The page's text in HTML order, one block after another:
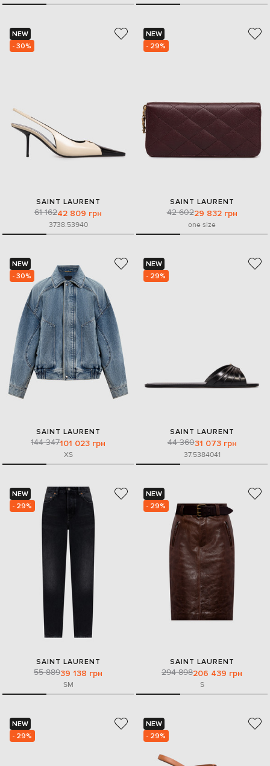
NEW
- 30%
SAINT LAURENT
61 16242 809 грн
3738.53940
NEW
- 29%
SAINT LAURENT
42 60229 832 грн
one size
NEW
- 30%
SAINT LAURENT
144 347101 023 грн
XS
NEW
- 29%
SAINT LAURENT
44 36031 073 грн
37.5384041
NEW
- 29%
SAINT LAURENT
55 88939 138 грн
SM
NEW
- 29%
SAINT LAURENT
294 898206 439 грн
S
NEW
- 29%
NEW
- 29%